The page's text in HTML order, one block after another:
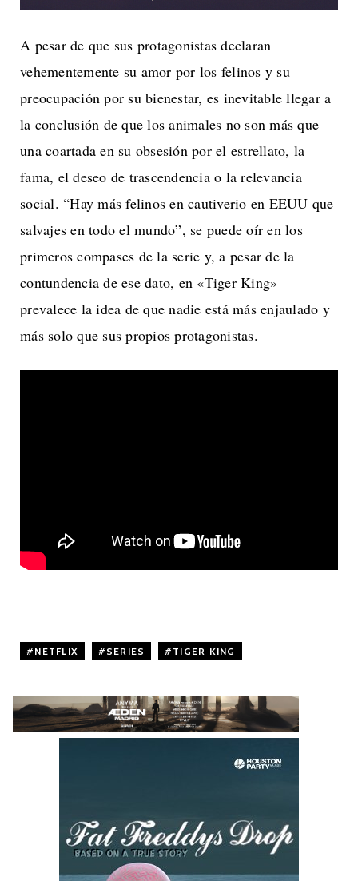
A pesar de que sus protagonistas declaran
vehementemente su amor por los felinos y su
preocupación por su bienestar, es inevitable llegar a
la conclusión de que los animales no son más que
una coartada en su obsesión por el estrellato, la
fama, el deseo de trascendencia o la relevancia
social. “Hay más felinos en cautiverio en EEUU que
salvajes en todo el mundo”, se puede oír en los
primeros compases de la serie y, a pesar de la
contundencia de ese dato, en «Tiger King»
prevalece la idea de que nadie está más enjaulado y
más solo que sus propios protagonistas.
NETFLIX SERIES TIGER KING